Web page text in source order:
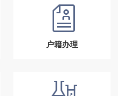
户籍办理